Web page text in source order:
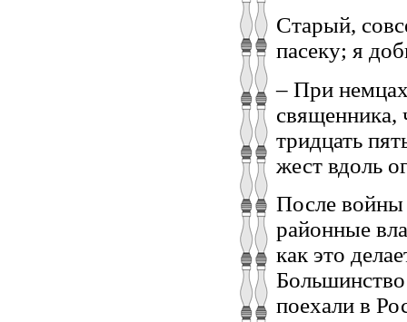
Старый,
пасеку; я
– При
священника,
тридцать
жест вдоль
После войны
районные
как это
поехали в